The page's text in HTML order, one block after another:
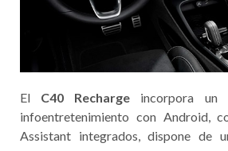
El C40 Recharge incorpora un
infoentretenimiento con Android,
Assistant integrados, dispone de